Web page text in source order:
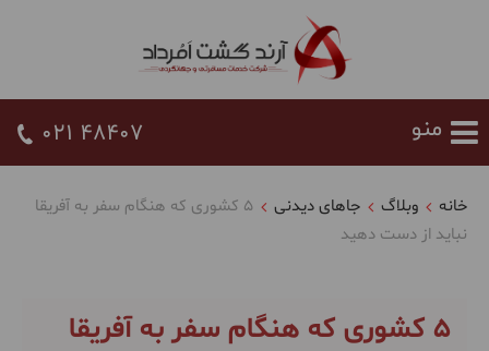
021 48407
خانه وبلاگ جاهای دیدنی
۵ کشوری که هنگام سفر به آفریقا
نباید از دست دهید
۵ کشوری که هنگام سفر به آفریقا